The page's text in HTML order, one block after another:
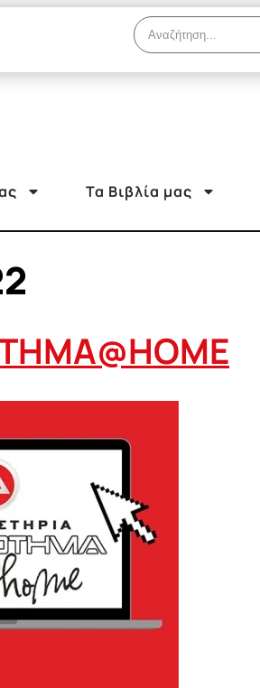
Τα Βιβλία μας